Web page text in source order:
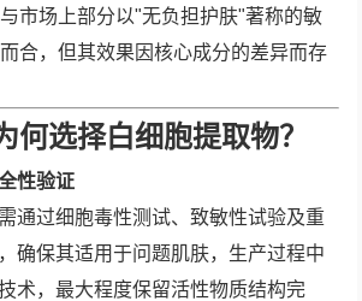
市场上部分以"无负担护肤"著称的敏
合，但其效果因核心成分的差异而存
何选择白细胞提取物？
性验证
通过细胞毒性测试、致敏性试验及重
确保其适用于问题肌肤，生产过程中
术，最大程度保留活性物质结构完